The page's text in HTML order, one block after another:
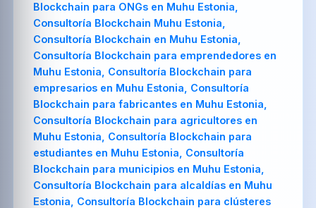
Blockchain para ONGs en Muhu Estonia,
Consultoría Blockchain Muhu Estonia,
Consultoría Blockchain en Muhu Estonia,
Consultoría Blockchain para emprendedores en
Muhu Estonia, Consultoría Blockchain para
empresarios en Muhu Estonia, Consultoría
Blockchain para fabricantes en Muhu Estonia,
Consultoría Blockchain para agricultores en
Muhu Estonia, Consultoría Blockchain para
estudiantes en Muhu Estonia, Consultoría
Blockchain para municipios en Muhu Estonia,
Consultoría Blockchain para alcaldías en Muhu
Estonia, Consultoría Blockchain para clústeres